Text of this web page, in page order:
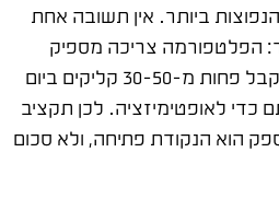
ביותר. אין תשובה אחת
הפלטפורמה צריכה מספיק
נתונים ללמוד. קמפיין שמקבל פחות מ-30-50 קליקים ביום
כדי לאופטימיזציה. לכן תקציב
הוא הנקודת פתיחה, ולא סכום